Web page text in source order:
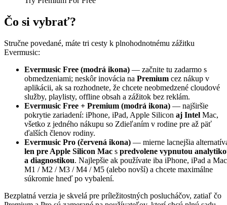
Čo si vybrať?
Stručne povedané, máte tri cesty k plnohodnotnému zážitku
Evermusic:
Evermusic Free (modrá ikona) — začnite tu zadarmo s
obmedzeniami; neskôr inovácia na Premium cez nákup v
aplikácii, ak sa rozhodnete, že chcete neobmedzené cloudové
služby, playlisty, offline obsah a zážitok bez reklám.
Evermusic Free + Premium (modrá ikona) — najširšie
pokrytie zariadení: iPhone, iPad, Apple Silicon aj Intel Mac,
všetko z jedného nákupu so Zdieľaním v rodine pre až päť
ďalších členov rodiny.
Evermusic Pro (červená ikona) — mierne lacnejšia
len pre Apple Silicon Mac s predvolene vypnutou
a diagnostikou. Najlepšie ak používate iba iPhone, iPad a Mac
M1 / M2 / M3 / M4 / M5 (alebo novší) a chcete maximálne
súkromie hneď po vybalení.
Bezplatná verzia je skvelá pre príležitostných poslucháčov, zatiaľ čo